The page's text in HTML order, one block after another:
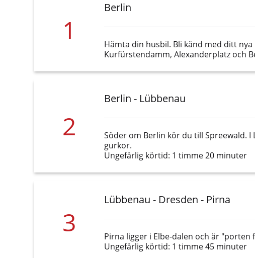
1
Berlin
Hämta din husbil. Bli känd med ditt
Kurfürstendamm, Alexanderplatz och
2
Berlin - Lübbenau
Söder om Berlin kör du till Spreewald.
gurkor.
Ungefärlig körtid: 1 timme 20 minuter
3
Lübbenau - Dresden - Pirna
Pirna ligger i Elbe-dalen och är "porten
Ungefärlig körtid: 1 timme 45 minuter